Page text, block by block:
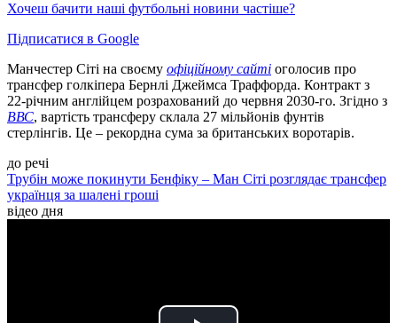
Хочеш бачити наші футбольні новини частіше?
Підписатися в Google
Манчестер Сіті на своєму офіційному сайті оголосив про
трансфер голкіпера Бернлі Джеймса Траффорда. Контракт з
22-річним англійцем розрахований до червня 2030-го. Згідно з
ВВС, вартість трансферу склала 27 мільйонів фунтів
стерлінгів. Це – рекордна сума за британських воротарів.
до речі
Трубін може покинути Бенфіку – Ман Сіті розглядає трансфер
українця за шалені гроші
відео дня